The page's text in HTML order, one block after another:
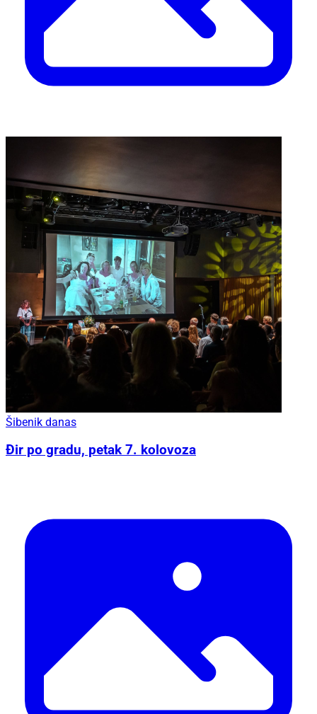
Šibenik danas
Đir po gradu, petak 7. kolovoza